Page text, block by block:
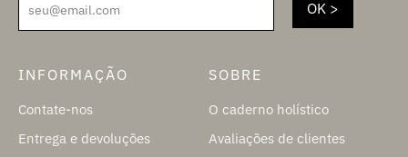
seu@email.com
INFORMAÇÃO
Contate-nos
Entrega e devoluções
SOBRE
O caderno holístico
Avaliações de clientes